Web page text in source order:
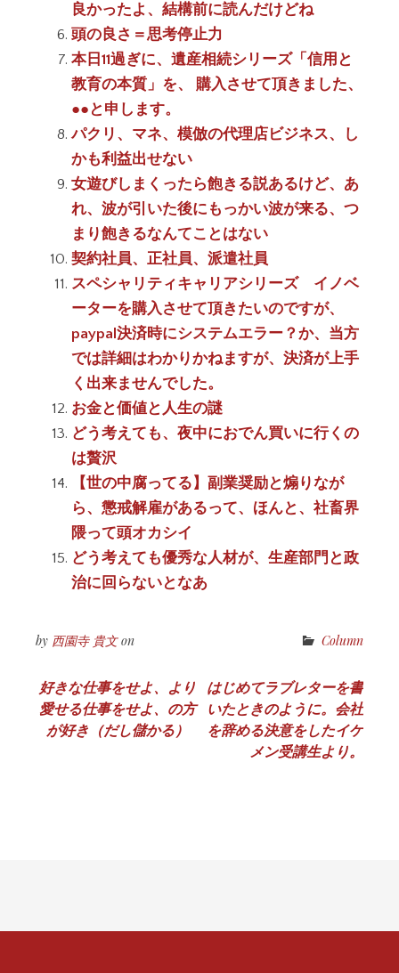
良かったよ、結構前に読んだけどね
頭の良さ＝思考停止力
本日11過ぎに、遺産相続シリーズ「信用と
教育の本質」を、 購入させて頂きました、
●●と申します。
パクリ、マネ、模倣の代理店ビジネス、し
かも利益出せない
女遊びしまくったら飽きる説あるけど、あ
れ、波が引いた後にもっかい波が来る、つ
まり飽きるなんてことはない
契約社員、正社員、派遣社員
スペシャリティキャリアシリーズ イノベ
ーターを購入させて頂きたいのですが、
paypal決済時にシステムエラー？か、当方
では詳細はわかりかねますが、決済が上手
く出来ませんでした。
お金と価値と人生の謎
どう考えても、夜中におでん買いに行くの
は贅沢
【世の中腐ってる】副業奨励と煽りなが
ら、懲戒解雇があるって、ほんと、社畜界
隈って頭オカシイ
どう考えても優秀な人材が、生産部門と政
治に回らないとなあ
by 西園寺 貴文on Column
投
稿
好きな仕事をせよ、より
愛せる仕事をせよ、の方
が好き（だし儲かる）
はじめてラブレターを書
いたときのように。会社
を辞める決意をしたイケ
メン受講生より。